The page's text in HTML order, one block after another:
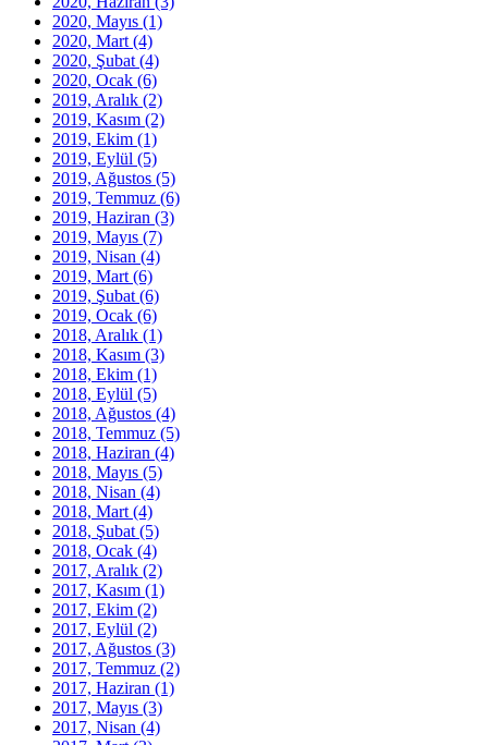
2020, Mayıs (1)
2020, Mart (4)
2020, Şubat (4)
2020, Ocak (6)
2019, Aralık (2)
2019, Kasım (2)
2019, Ekim (1)
2019, Eylül (5)
2019, Ağustos (5)
2019, Temmuz (6)
2019, Haziran (3)
2019, Mayıs (7)
2019, Nisan (4)
2019, Mart (6)
2019, Şubat (6)
2019, Ocak (6)
2018, Aralık (1)
2018, Kasım (3)
2018, Ekim (1)
2018, Eylül (5)
2018, Ağustos (4)
2018, Temmuz (5)
2018, Haziran (4)
2018, Mayıs (5)
2018, Nisan (4)
2018, Mart (4)
2018, Şubat (5)
2018, Ocak (4)
2017, Aralık (2)
2017, Kasım (1)
2017, Ekim (2)
2017, Eylül (2)
2017, Ağustos (3)
2017, Temmuz (2)
2017, Haziran (1)
2017, Mayıs (3)
2017, Nisan (4)